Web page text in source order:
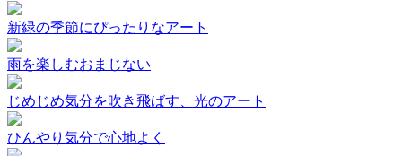
新緑の季節にぴったりなアート
雨を楽しむおまじない
じめじめ気分を吹き飛ばす、光のアート
ひんやり気分で心地よく